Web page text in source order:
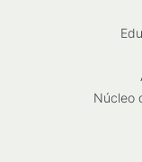
Núcleo